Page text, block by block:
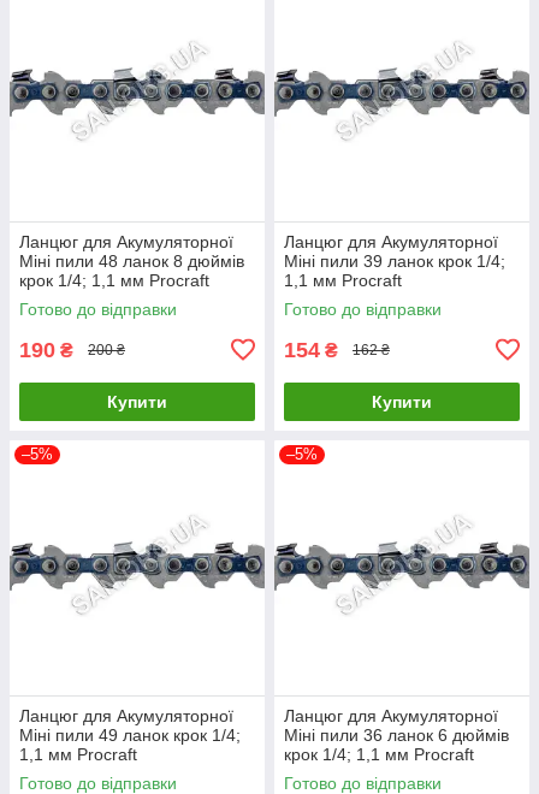
Ланцюг для Акумуляторної
Міні пили 48 ланок 8 дюймів
крок 1/4; 1,1 мм Procraft
Готово до відправки
190 ₴ 200 ₴
Купити
Ланцюг для Акумуляторної
Міні пили 39 ланок крок 1/4;
1,1 мм Procraft
Готово до відправки
154 ₴ 162 ₴
Купити
–5%
Ланцюг для Акумуляторної
Міні пили 49 ланок крок 1/4;
1,1 мм Procraft
Готово до відправки
–5%
Ланцюг для Акумуляторної
Міні пили 36 ланок 6 дюймів
крок 1/4; 1,1 мм Procraft
Готово до відправки